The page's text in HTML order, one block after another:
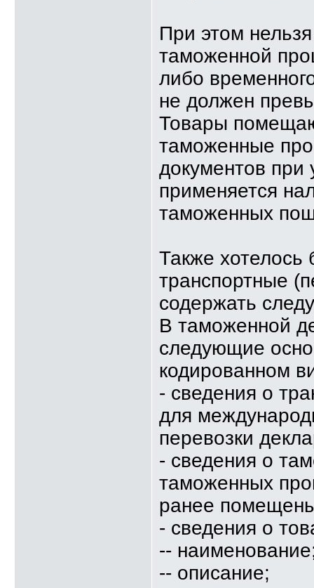
При этом
таможенной
либо
не должен
Товары
таможенные
документов при
применяется
таможенных
Также хотелось
транспортные
содержать
В таможенной
следующие
кодированном
- сведения о
для
перевозки
- сведения о
таможенных
ранее
- сведения о
--
-- описание;